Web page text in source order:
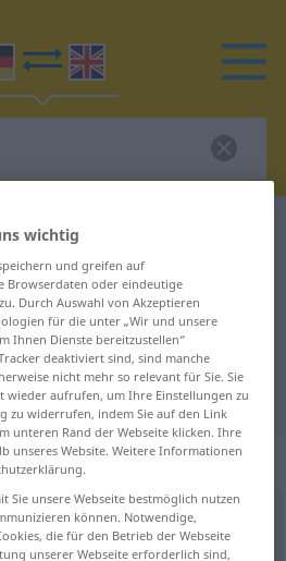
Übersetzung für
Englisch
: Maskulinum
;Gefolgsmänner
wichtig
und greifen auf
Browserdaten oder eindeutige
Durch Auswahl von Akzeptieren
für die unter „Wir und unsere
Ihnen Dienste bereitzustellen“
deaktiviert sind, sind manche
nicht mehr so relevant für Sie. Sie
wieder aufrufen, um Ihre Einstellungen zu
zu widerrufen, indem Sie auf den Link
unteren Rand der Webseite klicken. Ihre
unseres Website. Weitere Informationen
Sie unsere Webseite bestmöglich nutzen
können. Notwendige,
die für den Betrieb der Webseite
unserer Webseite erforderlich sind,